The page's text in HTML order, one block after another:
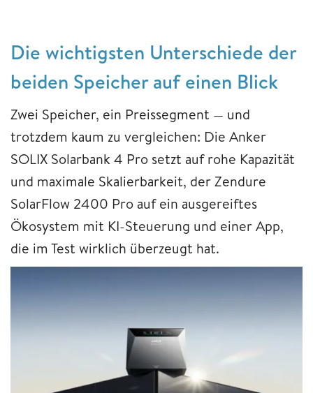
Die wichtigsten Unterschiede der
beiden Speicher auf einen Blick
Zwei Speicher, ein Preissegment — und
trotzdem kaum zu vergleichen: Die Anker
SOLIX Solarbank 4 Pro setzt auf rohe Kapazität
und maximale Skalierbarkeit, der Zendure
SolarFlow 2400 Pro auf ein ausgereiftes
Ökosystem mit KI-Steuerung und einer App,
die im Test wirklich überzeugt hat.